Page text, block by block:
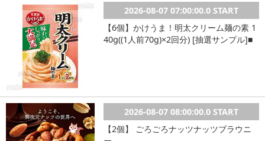
2026-08-07 07:00:00.0 START
【6個】かけうま！明太クリーム麺の素 1
40g((1人前70g)×2回分) [抽選サンプル]■
2026-08-07 08:00:00.0 START
【2個】 ごろごろナッツナッツブラウニ